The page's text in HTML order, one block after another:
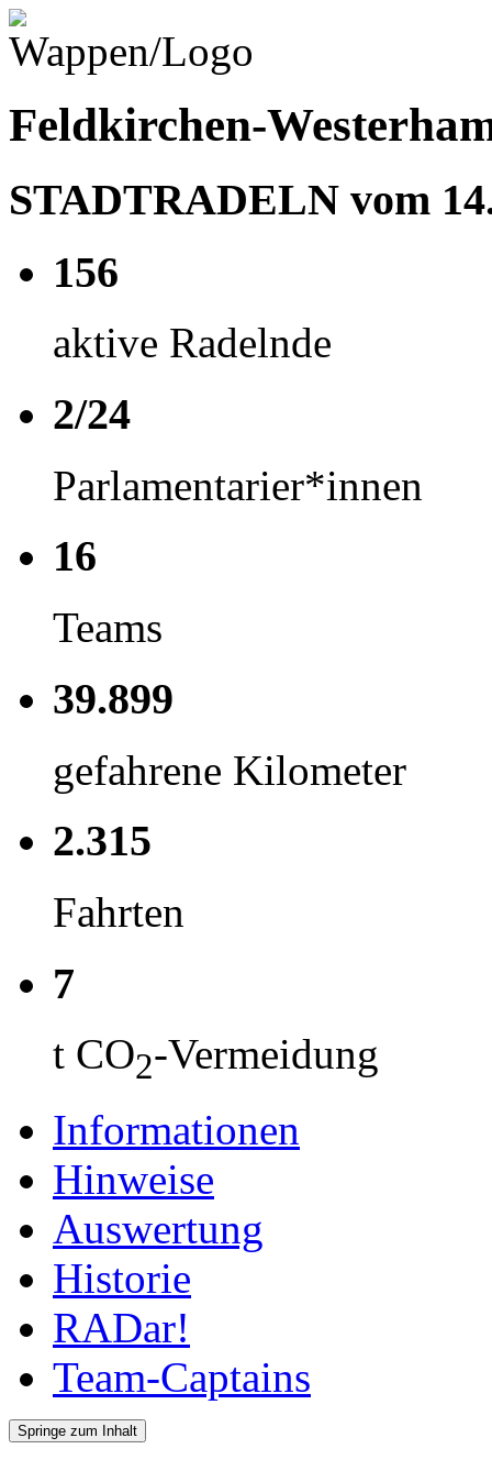
Feldkirchen-
STADTRADELN vom
156
aktive Radelnde
2/24
Parlamentarier*innen
16
Teams
39.899
gefahrene Kilometer
2.315
Fahrten
7
t CO2-Vermeidung
Informationen
Hinweise
Auswertung
Historie
RADar!
Team-Captains
Springe zum Inhalt